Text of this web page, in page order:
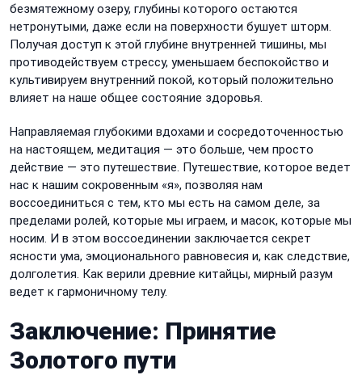
безмятежному озеру, глубины которого остаются
нетронутыми, даже если на поверхности бушует шторм.
Получая доступ к этой глубине внутренней тишины, мы
противодействуем стрессу, уменьшаем беспокойство и
культивируем внутренний покой, который положительно
влияет на наше общее состояние здоровья.
Направляемая глубокими вдохами и сосредоточенностью
на настоящем, медитация — это больше, чем просто
действие — это путешествие. Путешествие, которое ведет
нас к нашим сокровенным «я», позволяя нам
воссоединиться с тем, кто мы есть на самом деле, за
пределами ролей, которые мы играем, и масок, которые мы
носим. И в этом воссоединении заключается секрет
ясности ума, эмоционального равновесия и, как следствие,
долголетия. Как верили древние китайцы, мирный разум
ведет к гармоничному телу.
Заключение: Принятие
Золотого пути